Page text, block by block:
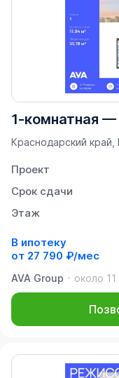
1-комнатная —
Краснодарский
Проект
Срок сдачи
Этаж
В ипотеку
от 27 790 ₽/мес
AVA Group
около